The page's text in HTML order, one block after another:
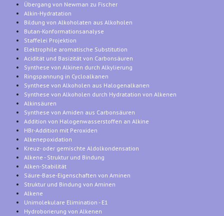
Übergang von Newman zu Fischer
Alkin-Hydratation
Bildung von Alkoholaten aus Alkoholen
Butan-Konformationsanalyse
Staffelei Projektion
Elektrophile aromatische Substitution
Acidität und Basizität von Carbonsäuren
Synthese von Alkinen durch Alkylierung
Ringspannung in Cycloalkanen
Synthese von Alkoholen aus Halogenalkanen
Synthese von Alkoholen durch Hydratation von Alkenen
Alkinsäuren
Synthese von Amiden aus Carbonsäuren
Addition von Halogenwasserstoffen an Alkine
HBr-Addition mit Peroxiden
Alkenepoxidation
Kreuz- oder gemischte Aldolkondensation
Alkene - Struktur und Bindung
Alken-Stabilität
Säure-Base-Eigenschaften von Aminen
Struktur und Bindung von Aminen
Alkene
Unimolekulare Elimination - E1
Hydroborierung von Alkenen